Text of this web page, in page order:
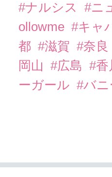
#ナルシス #ニ
ollowme #キャ
都 #滋賀 #奈良
岡山
#広島 #香
ーガール #バニ